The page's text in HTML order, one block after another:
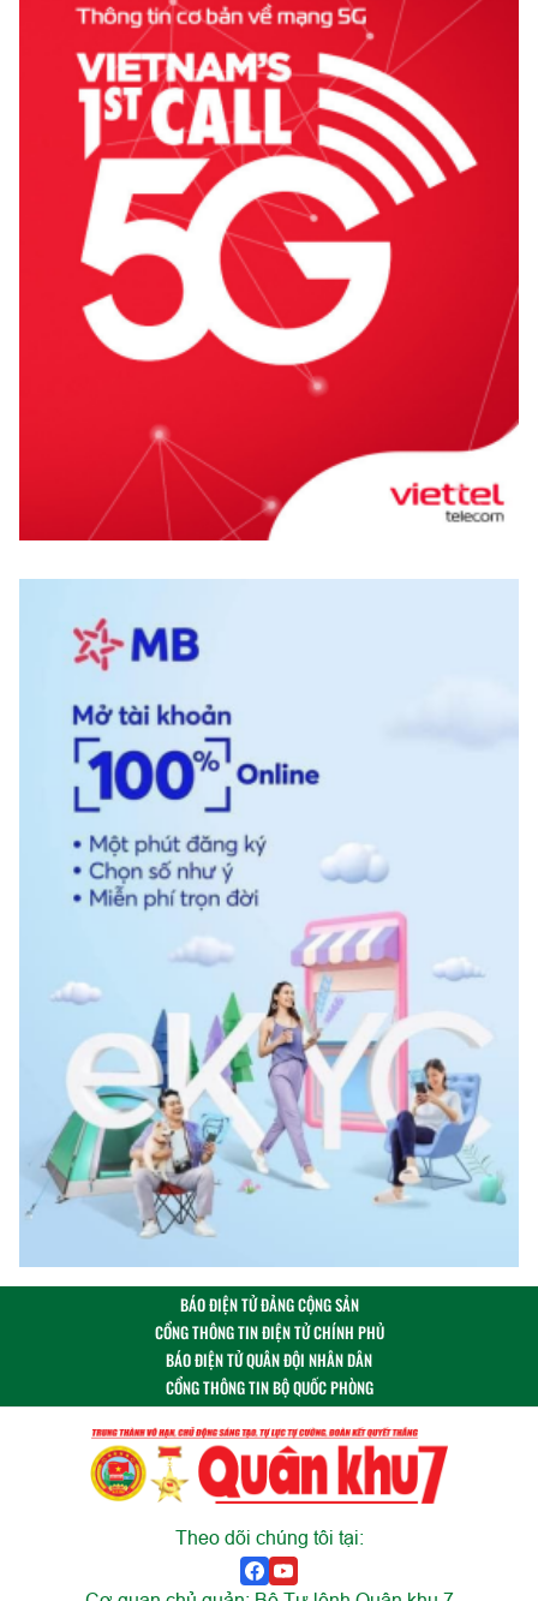
BÁO ĐIỆN TỬ ĐẢNG CỘNG SẢN
CỔNG THÔNG TIN ĐIỆN TỬ CHÍNH PHỦ
BÁO ĐIỆN TỬ QUÂN ĐỘI NHÂN DÂN
CỔNG THÔNG TIN BỘ QUỐC PHÒNG
Theo dõi chúng tôi tại: